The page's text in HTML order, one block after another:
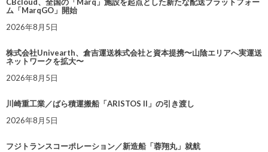
CBcloud、全国の「Marq」施設を起点とした新たな配送プラットフォー
ム「MarqGO」開始
2026年8月5日
株式会社Univearth、倉吉運送株式会社と資本提携〜山陰エリアへ実運送
ネットワークを拡大〜
2026年8月5日
川崎重工業／ばら積運搬船「ARISTOS II」の引き渡し
2026年8月5日
フジトランスコーポレーション／新造船「蓉翔丸」就航